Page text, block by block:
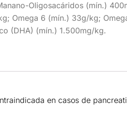
Oligosacáridos (mín.)
Omega 6 (mín.) 33g/kg;
(DHA) (mín.) 1.500mg/kg.
en casos de